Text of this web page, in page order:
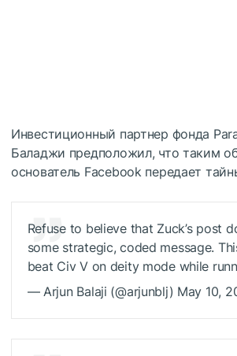
Инвестиционный партнер фонда
Баладжи предположил, что таким
основатель Facebook передает
Refuse to believe that Zuck’s post
some strategic, coded message.
beat Civ V on deity mode while
— Arjun Balaji (@arjunblj) May 10,